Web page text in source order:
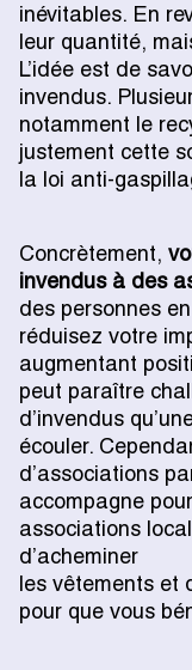
inévitables. En
leur quantité,
L’idée est de
invendus.
notamment le
justement cette
la loi anti-
Concrètement,
invendus à des
des personnes
réduisez votre
augmentant
peut paraître
d’invendus
écouler.
d’associations
accompagne
associations
d’acheminer
les vêtements et
pour que vous